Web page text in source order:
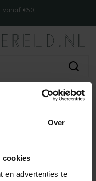
Over
cookies
en advertenties te
vanaf €50,-
MET